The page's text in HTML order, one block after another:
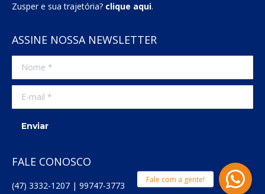
Zusper e sua trajetória? clique aqui.
ASSINE NOSSA NEWSLETTER
Nome *
E-mail *
Enviar
FALE CONOSCO
(47) 3332-1207 | 99747-3773